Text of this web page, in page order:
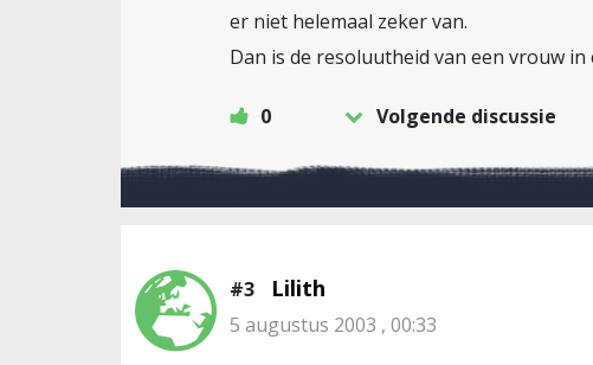
er niet helemaal zeker van.
Dan is de resoluutheid van een vrouw
0 Volgende discussie
#3 Lilith
5 augustus 2003 , 00:33